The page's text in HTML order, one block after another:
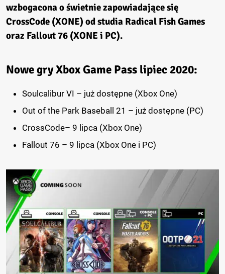
wzbogacona o świetnie zapowiadające się
CrossCode (XONE) od studia Radical Fish Games
oraz Fallout 76 (XONE i PC).
Nowe gry Xbox Game Pass lipiec 2020:
Soulcalibur VI – już dostępne (Xbox One)
Out of the Park Baseball 21 – już dostępne (PC)
CrossCode– 9 lipca (Xbox One)
Fallout 76 – 9 lipca (Xbox One i PC)